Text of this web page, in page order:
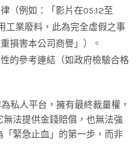
（例如：「影片在05:12至
工業廢料，此為完全虛假之事
損害本公司商譽」）。
的參考連結（如政府檢驗合格
為私人平台，擁有最終裁量權，
法提供金錢賠償，也無法強
緊急止血」的第一步，而非